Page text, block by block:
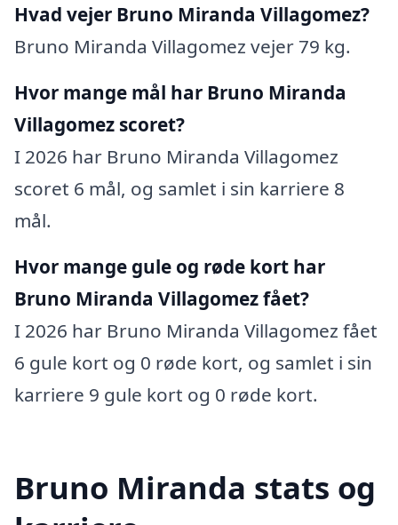
Hvad vejer Bruno Miranda Villagomez?
Bruno Miranda Villagomez vejer 79 kg.
Hvor mange mål har Bruno Miranda
Villagomez scoret?
I 2026 har Bruno Miranda Villagomez
scoret 6 mål, og samlet i sin karriere 8
mål.
Hvor mange gule og røde kort har
Bruno Miranda Villagomez fået?
I 2026 har Bruno Miranda Villagomez fået
6 gule kort og 0 røde kort, og samlet i sin
karriere 9 gule kort og 0 røde kort.
Bruno Miranda stats og